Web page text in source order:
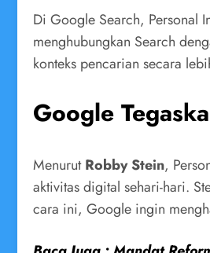
Di Google Search, Personal
menghubungkan Search
konteks pencarian secara
Google
MenurutRobby Stein,
aktivitas digital sehari-hari.
cara ini, Google ingin